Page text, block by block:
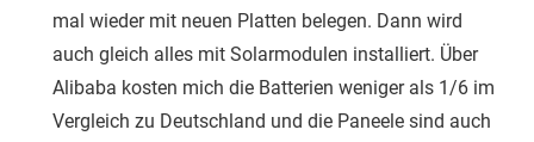
mal wieder mit neuen Platten belegen. Dann wird
auch gleich alles mit Solarmodulen installiert. Über
Alibaba kosten mich die Batterien weniger als 1/6 im
Vergleich zu Deutschland und die Paneele sind auch